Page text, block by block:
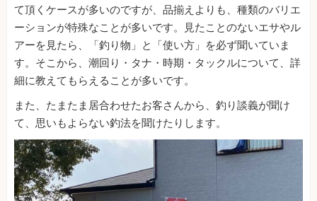
て頂くケースが多いのですが、品揃えよりも、種類のバリエ
ーションが特殊なことが多いです。見たことのないエサやル
アーを見たら、「釣り物」と「使い方」を必ず聞いていま
す。そこから、潮回り・タナ・時期・タックルについて、詳
細に教えてもらえることが多いです。
また、たまたま居合わせたお客さんから、釣り談義が聞け
て、思いもよらない釣法を聞けたりします。